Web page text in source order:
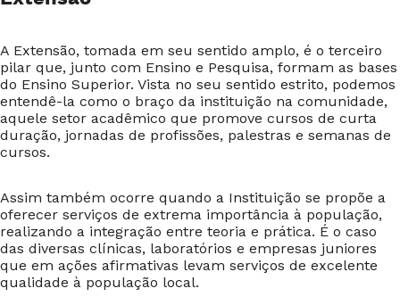
A Extensão, tomada em seu sentido amplo, é o terceiro
pilar que, junto com Ensino e Pesquisa, formam as bases
do Ensino Superior. Vista no seu sentido estrito, podemos
entendê-la como o braço da instituição na comunidade,
aquele setor acadêmico que promove cursos de curta
duração, jornadas de profissões, palestras e semanas de
cursos.
Assim também ocorre quando a Instituição se propõe a
oferecer serviços de extrema importância à população,
realizando a integração entre teoria e prática. É o caso
das diversas clínicas, laboratórios e empresas juniores
que em ações afirmativas levam serviços de excelente
qualidade à população local.